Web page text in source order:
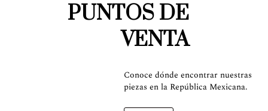
PUNTOS DE
VENTA
Conoce dónde encontrar nuestras
piezas en la República Mexicana.